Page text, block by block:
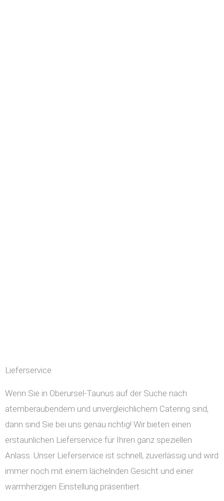
Lieferservice
Wenn Sie in Oberursel-Taunus auf der Suche nach
atemberaubendem und unvergleichlichem Catering sind,
dann sind Sie bei uns genau richtig! Wir bieten einen
erstaunlichen Lieferservice für Ihren ganz speziellen
Anlass. Unser Lieferservice ist schnell, zuverlässig und wird
immer noch mit einem lächelnden Gesicht und einer
warmherzigen Einstellung präsentiert.